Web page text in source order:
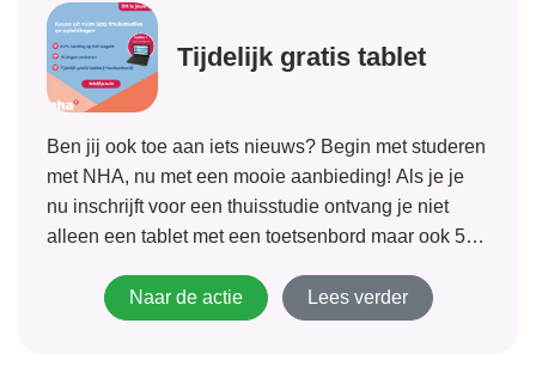
Tijdelijk gratis tablet
Ben jij ook toe aan iets nieuws? Begin met studeren
met NHA, nu met een mooie aanbieding! Als je je
nu inschrijft voor een thuisstudie ontvang je niet
alleen een tablet met een toetsenbord maar ook 50
Naar de actie
Lees verder